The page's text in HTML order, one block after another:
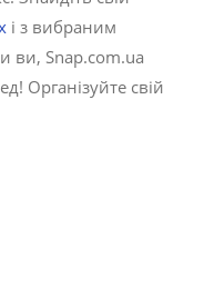
і з вибраним
ви, Snap.com.ua
Організуйте свій